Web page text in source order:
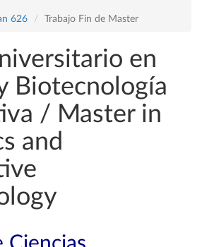
626
Trabajo Fin de Master
en
Biotecnología
/ Master in
and